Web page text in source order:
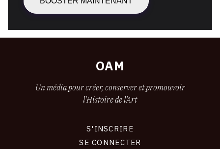
activant votre
, vous assurez la
7 jours (pack essentiel)
Affichage illimité sur les pages majeures d'OAM
auprès d’une cible composée de 100% de
15 jours (pack avantage)
Une économie de 15% pour une visibilité
OAM
Un média pour créer, conserver et promouvoir
l'Histoire de l'Art
S'INSCRIRE
SE CONNECTER